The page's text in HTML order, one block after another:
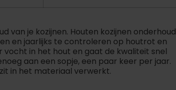
van je kozijnen. Houten kozijnen
en jaarlijks te controleren op houtrot en
in het hout en gaat de kwaliteit snel
aan een sopje, een paar keer per jaar.
in het materiaal verwerkt.